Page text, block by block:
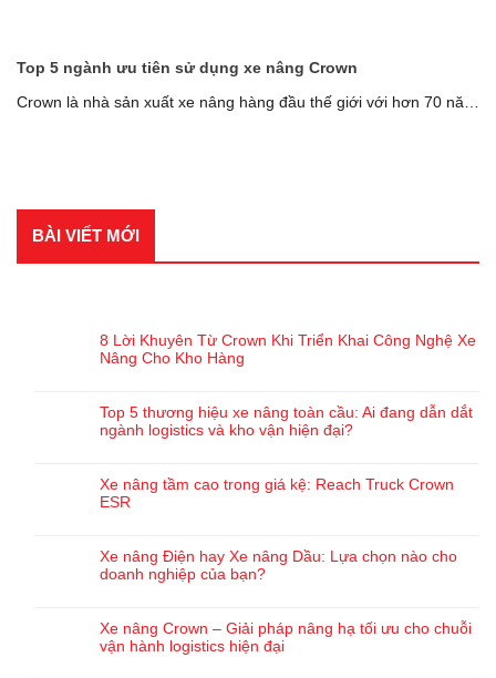
Top 5 ngành ưu tiên sử dụng xe nâng Crown
Crown là nhà sản xuất xe nâng hàng đầu thế giới với hơn 70 năm
BÀI VIẾT MỚI
8 Lời Khuyên Từ Crown Khi Triển Khai Công Nghệ Xe
Nâng Cho Kho Hàng
Top 5 thương hiệu xe nâng toàn cầu: Ai đang dẫn dắt
ngành logistics và kho vận hiện đại?
Xe nâng tầm cao trong giá kệ: Reach Truck Crown
ESR
Xe nâng Điện hay Xe nâng Dầu: Lựa chọn nào cho
doanh nghiệp của bạn?
Xe nâng Crown – Giải pháp nâng hạ tối ưu cho chuỗi
vận hành logistics hiện đại